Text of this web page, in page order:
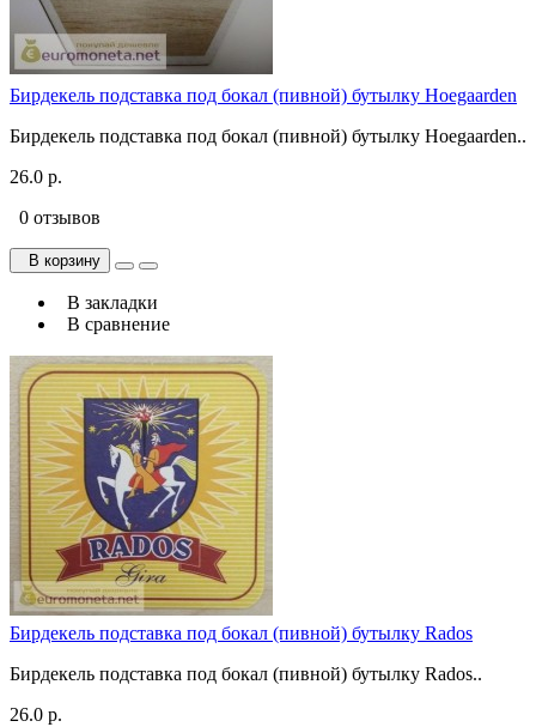
Бирдекель подставка под бокал (пивной) бутылку Hoegaarden
Бирдекель подставка под бокал (пивной) бутылку Hoegaarden..
26.0 р.
0 отзывов
В корзину
В закладки
В сравнение
Бирдекель подставка под бокал (пивной) бутылку Rados
Бирдекель подставка под бокал (пивной) бутылку Rados..
26.0 р.